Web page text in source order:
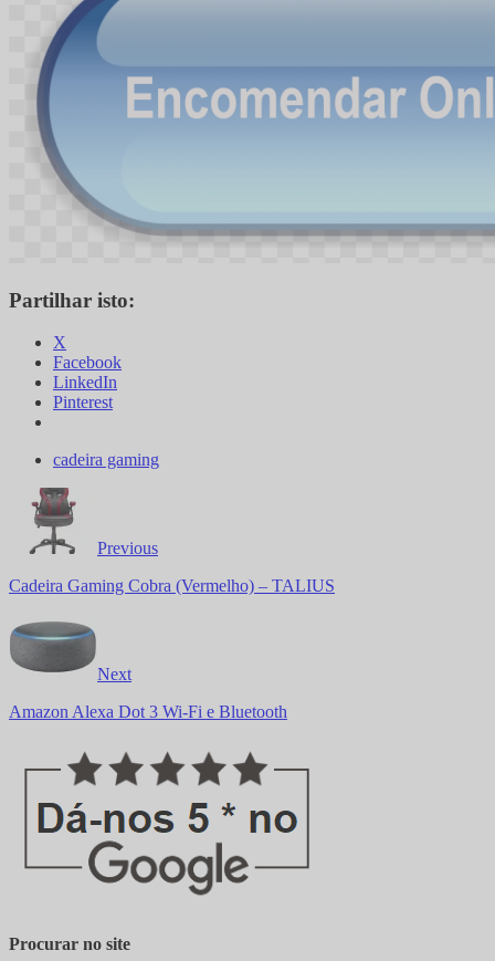
Partilhar isto:
X
Facebook
LinkedIn
Pinterest
cadeira gaming
Previous
Cadeira Gaming Cobra (Vermelho) – TALIUS
Next
Amazon Alexa Dot 3 Wi-Fi e Bluetooth
Procurar no site